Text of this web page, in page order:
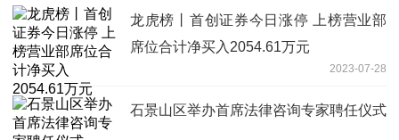
龙虎榜丨首创证券今日涨停 上榜营业部
席位合计净买入2054.61万元
2023-07-28
石景山区举办首席法律咨询专家聘任仪式